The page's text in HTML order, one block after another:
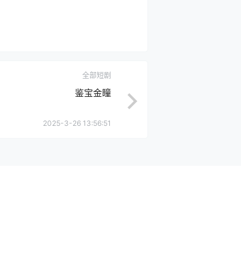
全部短剧
鉴宝金瞳
2025-3-26 13:56:51